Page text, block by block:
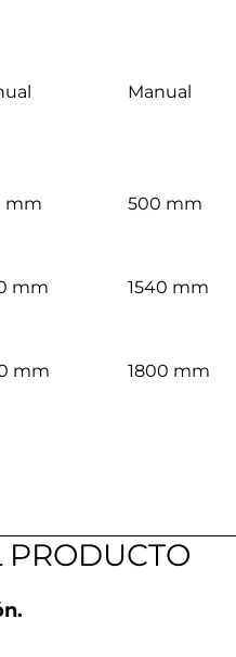
Manual
mm 500 mm
mm 1540 mm
mm 1800 mm
PRODUCTO